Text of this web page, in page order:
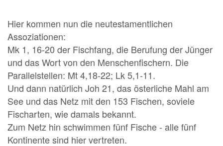
Hier kommen nun die neutestamentlichen
Assoziationen:
Mk 1, 16-20 der Fischfang, die Berufung der Jünger
und das Wort von den Menschenfischern. Die
Parallelstellen: Mt 4,18-22; Lk 5,1-11.
Und dann natürlich Joh 21, das österliche Mahl am
See und das Netz mit den 153 Fischen, soviele
Fischarten, wie damals bekannt.
Zum Netz hin schwimmen fünf Fische - alle fünf
Kontinente sind hier vertreten.